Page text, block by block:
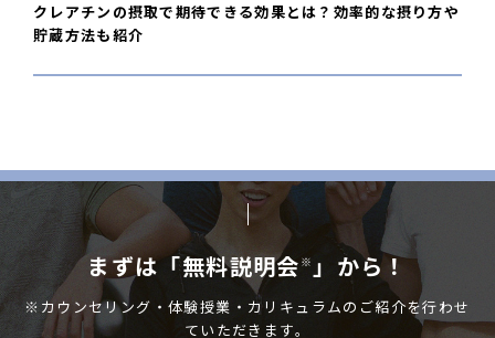
クレアチンの摂取で期待できる効果とは？効率的な摂り方や
貯蔵方法も紹介
まずは「無料説明会 ※ 」から！
※カウンセリング・体験授業・カリキュラムのご紹介を行わせ
ていただきます。